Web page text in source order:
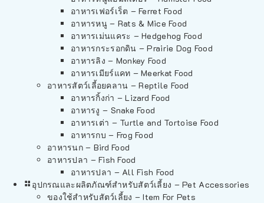
อาหารเฟอร์เร็ต – Ferret Food
อาหารหนู – Rats & Mice Food
อาหารเม่นแคระ – Hedgehog Food
อาหารกระรอกดิน – Prairie Dog Food
อาหารลิง – Monkey Food
อาหารเมียร์แคท – Meerkat Food
อาหารสัตว์เลี้อยคลาน – Reptile Food
อาหารกิ้งก่า – Lizard Food
อาหารงู – Snake Food
อาหารเต่า – Turtle and Tortoise Food
อาหารกบ – Frog Food
อาหารนก – Bird Food
อาหารปลา – Fish Food
อาหารปลา – All Fish Food
อุปกรณและผลิตภัณฑ์สำหรับสัตว์เลี้ยง – Pet Accessories
ของใช้สำหรับสัตว์เลี้ยง – Item For Pets